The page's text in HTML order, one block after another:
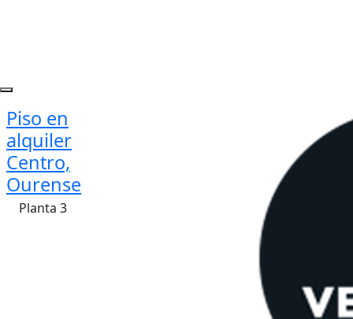
Piso en
alquiler
Centro,
Ourense
Planta 3